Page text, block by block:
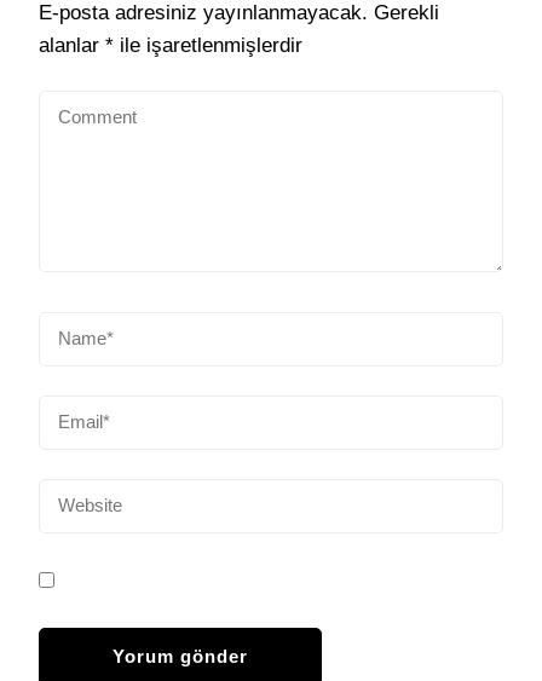
E-posta adresiniz yayınlanmayacak. Gerekli
alanlar * ile işaretlenmişlerdir